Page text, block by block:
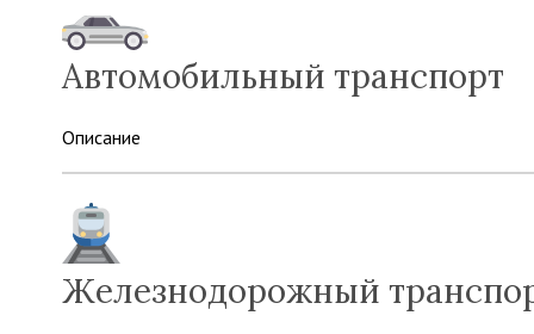
Автомобильный транспорт
Описание
Железнодорожный